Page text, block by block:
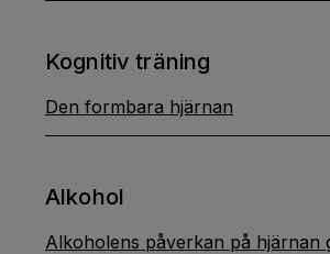
Kognitiv träning
Den formbara hjärnan
Alkohol
Alkoholens påverkan på hjärnan